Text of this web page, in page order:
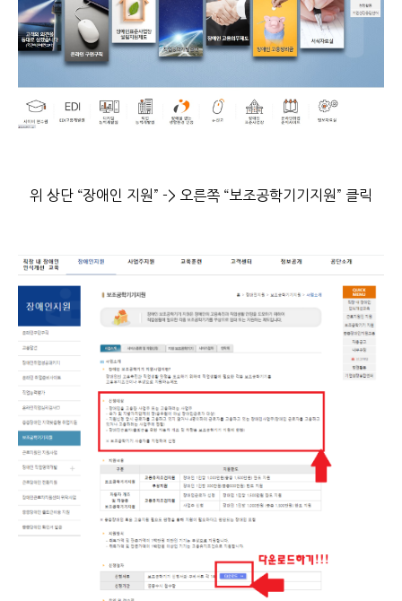
위 상단 “장애인 지원” -> 오른쪽 “보조공학기기지원” 클릭